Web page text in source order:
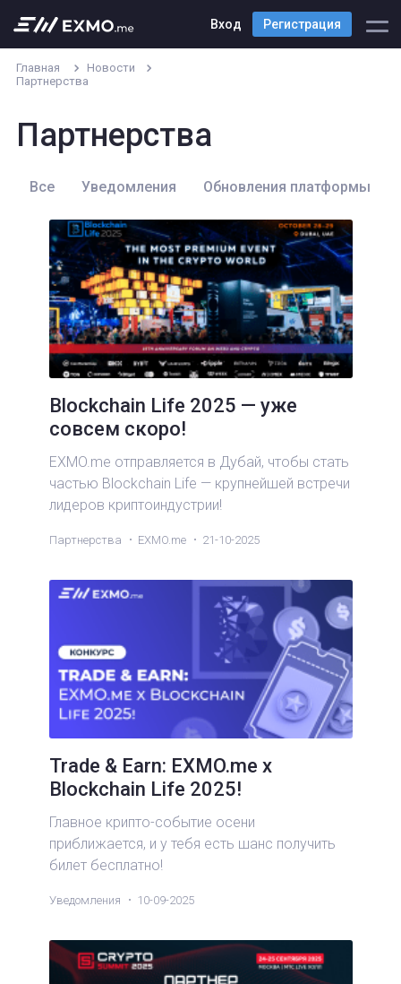
Вход Регистрация
Главная
Новости
Партнерства
Партнерства
Все Уведомления Обновления платформы
Blockchain Life 2025 — уже
совсем скоро!
EXMO.me отправляется в Дубай, чтобы стать
частью Blockchain Life — крупнейшей встречи
лидеров криптоиндустрии!
Партнерства EXMO.me 21-10-2025
Trade & Earn: EXMO.me x
Blockchain Life 2025!
Главное крипто-событие осени
приближается, и у тебя есть шанс получить
билет бесплатно!
Уведомления 10-09-2025